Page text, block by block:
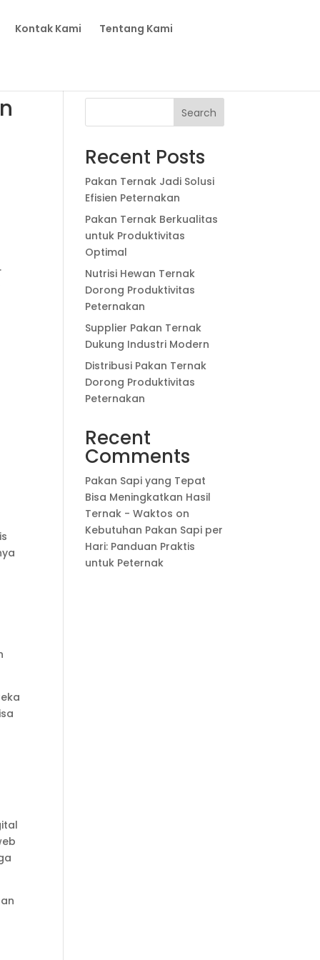
Kontak Kami Tentang Kami
Search
Recent Posts
Pakan Ternak Jadi Solusi
Efisien Peternakan
Pakan Ternak Berkualitas
untuk Produktivitas
Optimal
Nutrisi Hewan Ternak
Dorong Produktivitas
Peternakan
Supplier Pakan Ternak
Dukung Industri Modern
Distribusi Pakan Ternak
Dorong Produktivitas
Peternakan
Recent
Comments
Pakan Sapi yang Tepat
Bisa Meningkatkan Hasil
Ternak - Waktos on
Kebutuhan Pakan Sapi per
Hari: Panduan Praktis
untuk Peternak